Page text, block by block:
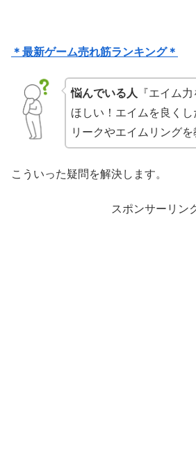
＊最新ゲーム売れ筋ランキング＊
悩んでいる人 『エイム
ほしい！エイムを良く
リークやエイムリングを
こういった疑問を解決します。
スポンサーリン